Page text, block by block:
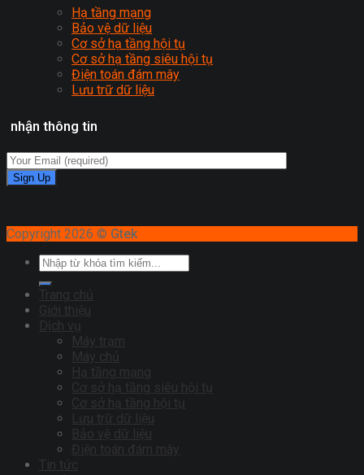
Hạ tầng mạng
Bảo vệ dữ liệu
Cơ sở hạ tầng hội tụ
Cơ sở hạ tầng siêu hội tụ
Điện toán đám mây
Lưu trữ dữ liệu
nhận thông tin
Copyright 2026 © Gtek
Trang chủ
Giới thiệu
Dịch vụ
Máy trạm
Máy chủ
Hạ tầng mạng
Cơ sở hạ tầng siêu hội tụ
Cơ sở hạ tầng hội tụ
Lưu trữ dữ liệu
Bảo vệ dữ liệu
Điện toán đám mây
Tin tức